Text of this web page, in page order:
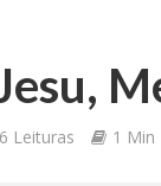
Leituras 1 Min